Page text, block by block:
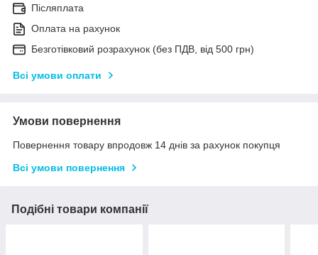
Післяплата
Оплата на рахунок
Безготівковий розрахунок (без ПДВ, від 500 грн)
Всі умови оплати
Умови повернення
Повернення товару впродовж 14 днів за рахунок покупця
Всі умови повернення
Подібні товари компанії